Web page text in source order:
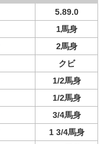
5.89.0
1馬身
2馬身
クビ
1/2馬身
1/2馬身
3/4馬身
1 3/4馬身